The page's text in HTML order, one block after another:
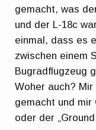
gemacht, was
und der L-18c
einmal, dass es
zwischen einem
Bugradflugzeug
Woher auch?
gemacht und mir
oder der